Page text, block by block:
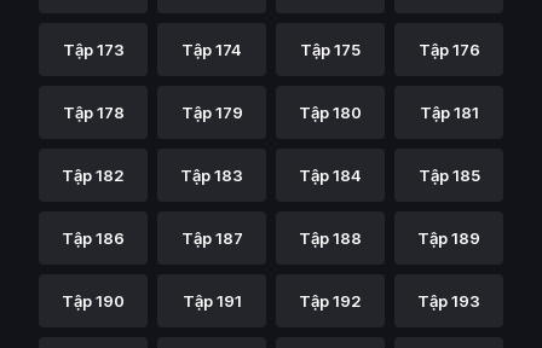
Tập 173 Tập 174 Tập 175 Tập 176
Tập 178 Tập 179 Tập 180 Tập 181
Tập 182 Tập 183 Tập 184 Tập 185
Tập 186 Tập 187 Tập 188 Tập 189
Tập 190 Tập 191 Tập 192 Tập 193